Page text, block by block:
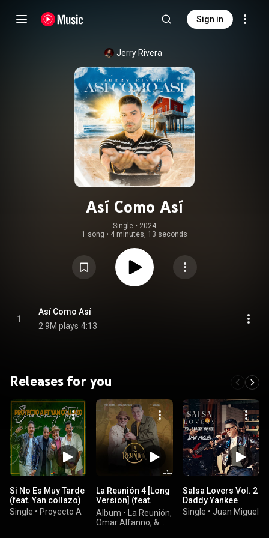
Sign in
Jerry Rivera
Así Como Así
Single • 2024
1 song • 4 minutes, 13 seconds
1
Así Como Así
2.9M plays 4:13
Releases for you
Si No Es Muy Tarde
(feat. Yan collazo)
Single • Proyecto A
La Reunión 4 [Long
Version] (feat.
Caceres)
Album • La Reunión,
Omar Alfanno, &
Salsa Lovers Vol. 2
Daddy Yankee
Single • Juan Miguel